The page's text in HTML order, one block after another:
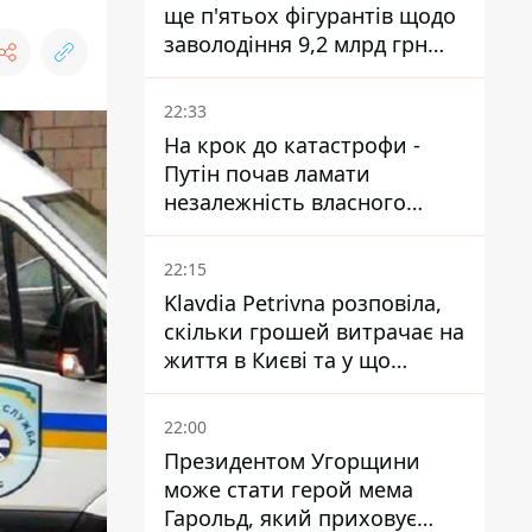
ще п'ятьох фігурантів щодо
заволодіння 9,2 млрд грн
ПриватБанку скерували до
суду
22:33
На крок до катастрофи -
Путін почав ламати
незалежність власного
Центробанку, змусивши
знизити базову ставку
22:15
Klavdia Petrivna розповіла,
скільки грошей витрачає на
життя в Києві та у що
вкладає мільйони
22:00
Президентом Угорщини
може стати герой мема
Гарольд, який приховує